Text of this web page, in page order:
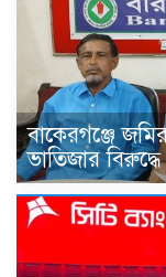
বাকেরগঞ্জে জমির
ভাতিজার